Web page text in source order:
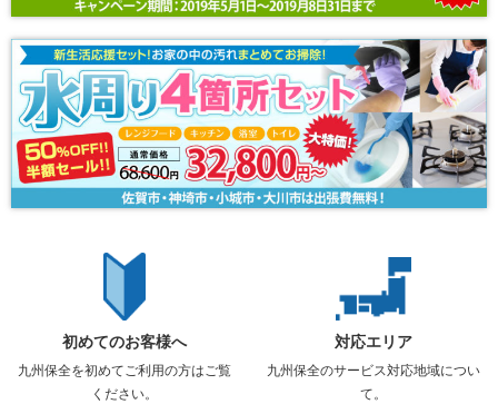
初めてのお客様へ
九州保全を初めてご利用の方はご覧
ください。
対応エリア
九州保全のサービス対応地域につい
て。